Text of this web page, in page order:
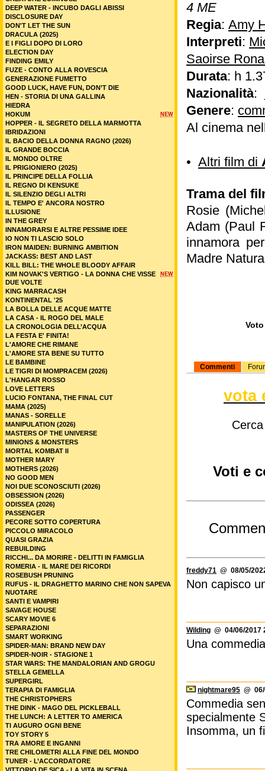
4 ME
Regia:Amy
Interpreti:
Saoirse
Durata: h
Nazionalità:
Genere:
Rosie
Adam (Paul
innamora
Madre
Voti e
freddy71@ 08/05/
Non capisco
ALDAIR - CUORE GIALLOROSSO
ALLORA BALLIAMO
AMARGA NAVIDAD
ANTARTICA - QUASI UNA FIABA
AVEMMARIA
BACKROOMS
BILLIE EILISH - HIT ME HARD AND SOFT: THE TOUR
BLUE (2026)
BOWIE: THE FINAL ACT
CHAO
CHRIS & MARTINA: THE FINAL SET
CITIZEN VIGILANTE
CLARA (2026)
CON LA PIOGGIA DENTRO
CORPI MUTANTI
COS'E' L'AMORE?
CREATURE LUMINOSE
DEEP WATER - INCUBO DAGLI ABISSI
DISCLOSURE DAY
DON'T LET THE SUN
DRACULA (2025)
E I FIGLI DOPO DI LORO
ELECTION DAY
FINDING EMILY
FUZE - CONTO ALLA ROVESCIA
GENERAZIONE FUMETTO
GOOD LUCK, HAVE FUN, DON’T DIE
HEN - STORIA DI UNA GALLINA
HIEDRA
HOKUM
HOPPER - IL SEGRETO DELLA MARMOTTA
IBRIDAZIONI
IL BACIO DELLA DONNA RAGNO (2026)
IL GRANDE BOCCIA
IL MONDO OLTRE
IL PRIGIONIERO (2025)
IL PRINCIPE DELLA FOLLIA
IL REGNO DI KENSUKE
IL SILENZIO DEGLI ALTRI
IL TEMPO E' ANCORA NOSTRO
ILLUSIONE
IN THE GREY
INNAMORARSI E ALTRE PESSIME IDEE
IO NON TI LASCIO SOLO
IRON MAIDEN: BURNING AMBITION
JACKASS: BEST AND LAST
KILL BILL: THE WHOLE BLOODY AFFAIR
KIM NOVAK'S VERTIGO - LA DONNA CHE VISSE
DUE VOLTE
KING MARRACASH
KONTINENTAL '25
LA BOLLA DELLE ACQUE MATTE
LA CASA - IL ROGO DEL MALE
LA CRONOLOGIA DELL’ACQUA
LA FESTA E' FINITA!
L'AMORE CHE RIMANE
L'AMORE STA BENE SU TUTTO
LE BAMBINE
LE TIGRI DI MOMPRACEM (2026)
L'HANGAR ROSSO
LOVE LETTERS
LUCIO FONTANA, THE FINAL CUT
MAMA (2025)
MANAS - SORELLE
MANIPULATION (2026)
MASTERS OF THE UNIVERSE
MINIONS & MONSTERS
MORTAL KOMBAT II
MOTHER MARY
MOTHERS (2026)
NO GOOD MEN
NOI DUE SCONOSCIUTI (2026)
OBSESSION (2026)
ODISSEA (2026)
PASSENGER
PECORE SOTTO COPERTURA
PICCOLO MIRACOLO
QUASI GRAZIA
REBUILDING
RICCHI... DA MORIRE - DELITTI IN FAMIGLIA
ROMERIA - IL MARE DEI RICORDI
ROSEBUSH PRUNING
RUFUS - IL DRAGHETTO MARINO CHE NON SAPEVA
NUOTARE
SANTI E VAMPIRI
SAVAGE HOUSE
SCARY MOVIE 6